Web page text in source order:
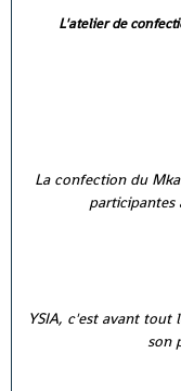
L'atelier de
La confection du
participantes
YSIA, c'est avant tout
son